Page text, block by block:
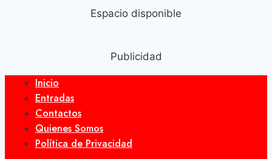
Espacio disponible
Publicidad
Inicio
Entradas
Contactos
Quienes Somos
Política de Privacidad